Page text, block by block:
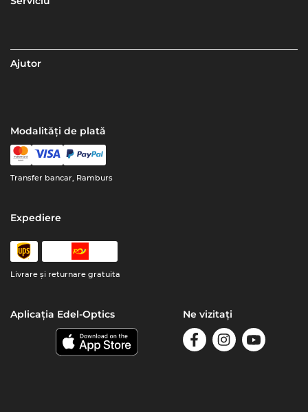
Ajutor
Modalități de plată
Transfer bancar, Ramburs
Expediere
Livrare şi returnare gratuita
Aplicația Edel-Optics Ne vizitați